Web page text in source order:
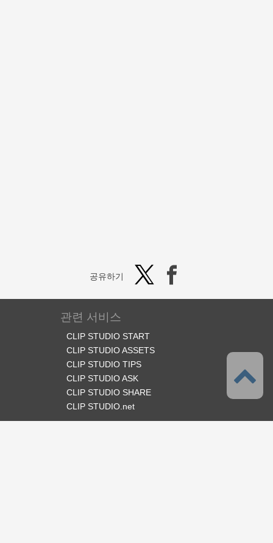
공유하기
관련 서비스
CLIP STUDIO START
CLIP STUDIO ASSETS
CLIP STUDIO TIPS
CLIP STUDIO ASK
CLIP STUDIO SHARE
CLIP STUDIO.net